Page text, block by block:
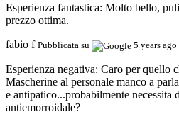
Esperienza fantastica: Molto bello,
prezzo ottima.
fabio f Pubblicata su 5 years ago
Esperienza negativa: Caro per quello
Mascherine al personale manco a
e antipatico...probabilmente necessita
antiemorroidale?